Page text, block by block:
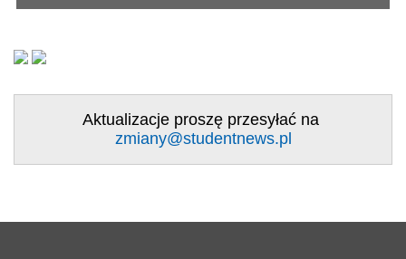
Aktualizacje proszę przesyłać na
zmiany@studentnews.pl